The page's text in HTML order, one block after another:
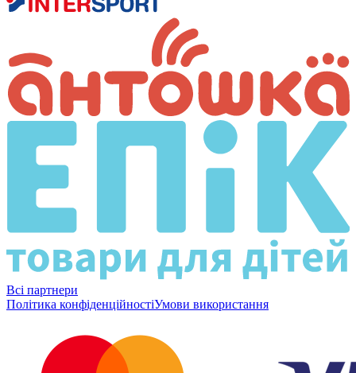
Всі партнери
Політика конфіденційностіУмови використання